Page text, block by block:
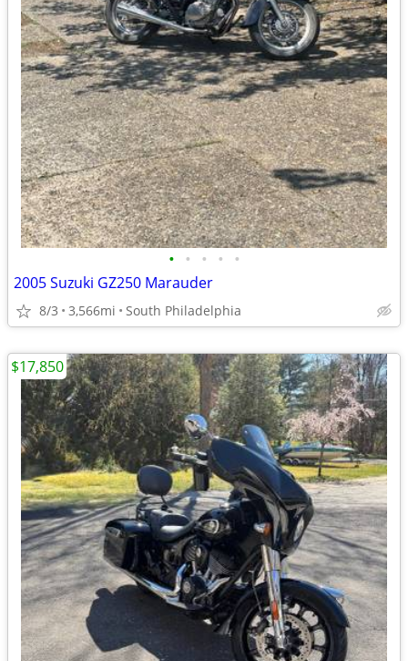
• • • • •
2005 Suzuki GZ250 Marauder
8/3 3,566mi South Philadelphia
$17,850